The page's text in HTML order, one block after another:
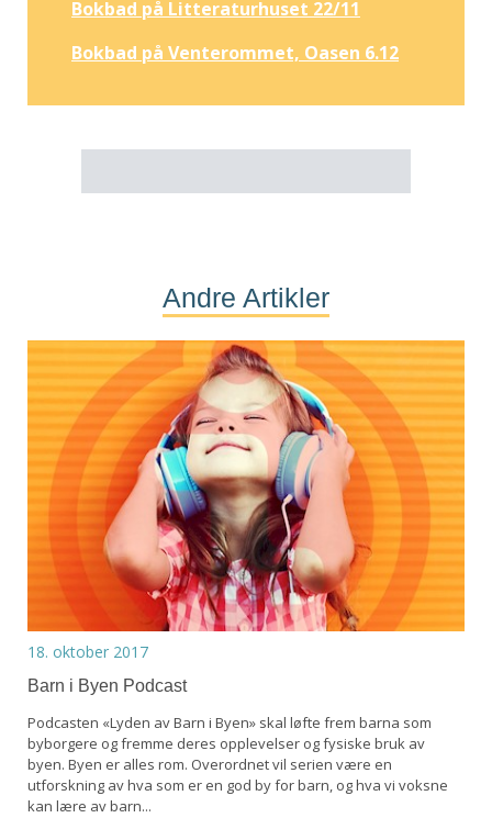
Bokbad på Litteraturhuset 22/11
Bokbad på Venterommet, Oasen 6.12
Andre Artikler
18. oktober 2017
Barn i Byen Podcast
Podcasten «Lyden av Barn i Byen» skal løfte frem barna som
byborgere og fremme deres opplevelser og fysiske bruk av
byen. Byen er alles rom. Overordnet vil serien være en
utforskning av hva som er en god by for barn, og hva vi voksne
kan lære av barn...